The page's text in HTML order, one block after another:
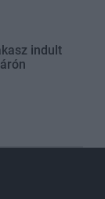
indult